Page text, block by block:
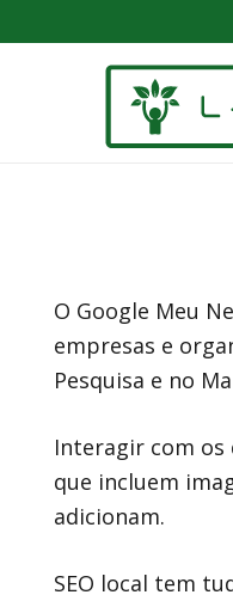
O Google Meu
empresas e
Pesquisa e no
Interagir com os
que incluem
adicionam.
SEO local tem